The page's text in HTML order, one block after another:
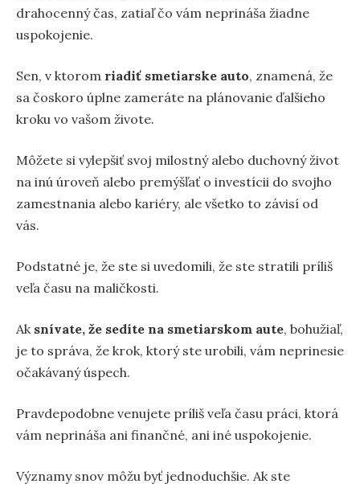
drahocenný čas, zatiaľ čo vám neprináša žiadne
uspokojenie.
Sen, v ktorom riadiť smetiarske auto, znamená, že
sa čoskoro úplne zameráte na plánovanie ďalšieho
kroku vo vašom živote.
Môžete si vylepšiť svoj milostný alebo duchovný život
na inú úroveň alebo premýšľať o investícii do svojho
zamestnania alebo kariéry, ale všetko to závisí od
vás.
Podstatné je, že ste si uvedomili, že ste stratili príliš
veľa času na maličkosti.
Ak snívate, že sedíte na smetiarskom aute, bohužiaľ,
je to správa, že krok, ktorý ste urobili, vám neprinesie
očakávaný úspech.
Pravdepodobne venujete príliš veľa času práci, ktorá
vám neprináša ani finančné, ani iné uspokojenie.
Významy snov môžu byť jednoduchšie. Ak ste